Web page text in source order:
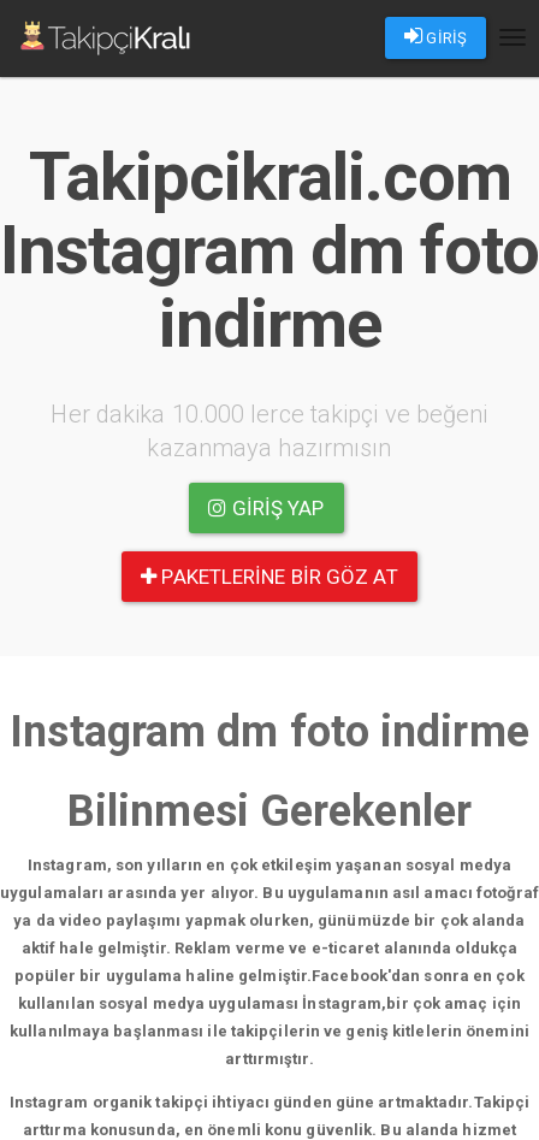
GİRİŞ
Takipcikrali.com
Instagram dm foto
indirme
Her dakika 10.000 lerce takipçi ve beğeni
kazanmaya hazırmısın
GIRIŞ YAP
PAKETLERINE BIR GÖZ AT
Instagram dm foto indirme
Bilinmesi Gerekenler
Instagram, son yılların en çok etkileşim yaşanan sosyal medya
uygulamaları arasında yer alıyor. Bu uygulamanın asıl amacı fotoğraf
ya da video paylaşımı yapmak olurken, günümüzde bir çok alanda
aktif hale gelmiştir. Reklam verme ve e-ticaret alanında oldukça
popüler bir uygulama haline gelmiştir.Facebook'dan sonra en çok
kullanılan sosyal medya uygulaması İnstagram,bir çok amaç için
kullanılmaya başlanması ile takipçilerin ve geniş kitlelerin önemini
arttırmıştır.
Instagram organik takipçi ihtiyacı günden güne artmaktadır.Takipçi
arttırma konusunda, en önemli konu güvenlik. Bu alanda hizmet